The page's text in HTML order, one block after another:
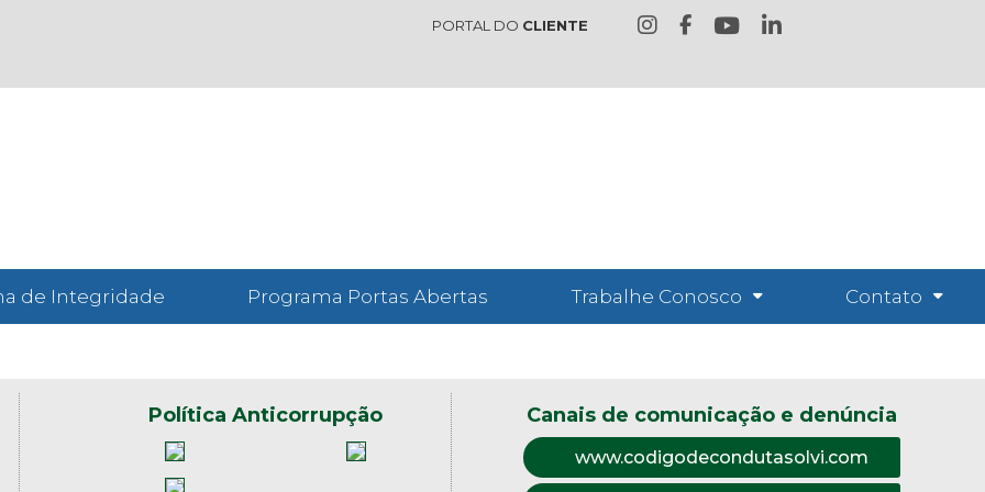
PORTAL DO CLIENTE
de Integridade Programa Portas Abertas Trabalhe Conosco Contato
Política Anticorrupção Canais de comunicação e denúncia
www.codigodecondutasolvi.com